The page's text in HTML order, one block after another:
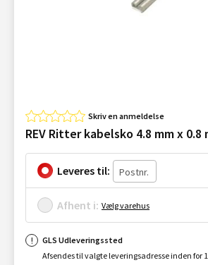
Skriv en anmeldelse
REV Ritter kabelsko 4.8 mm x 0.8
Leveres til:
Afhent i: Vælg varehus
GLS Udleveringssted
Afsendes til valgte leveringsadresse inden for